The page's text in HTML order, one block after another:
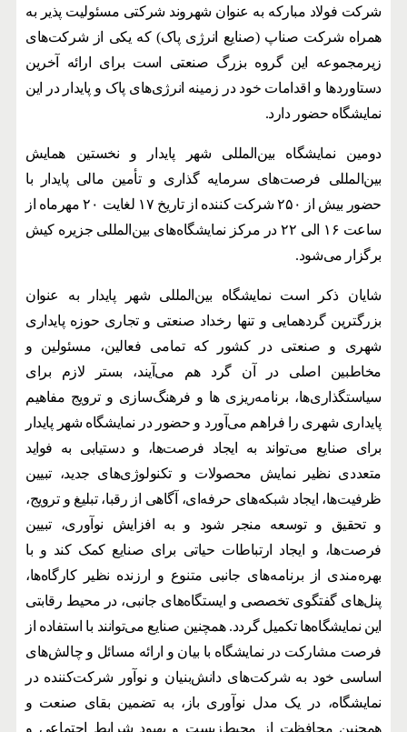
شرکت فولاد مبارکه به عنوان شهروند شرکتی مسئولیت پذیر به
همراه شرکت صناپ (صنایع انرژی پاک) که یکی از شرکت‌های
زیرمجموعه این گروه بزرگ صنعتی است برای ارائه آخرین
دستاوردها و اقدامات خود در زمینه انرژی‌های پاک و پایدار در این
نمایشگاه حضور دارد.
دومین نمایشگاه بین‌المللی شهر پایدار و نخستین همایش
بین‌المللی فرصت‌های سرمایه گذاری و تأمین مالی پایدار با
حضور بیش از ۲۵۰ شرکت کننده از تاریخ ۱۷ لغایت ۲۰ مهرماه از
ساعت ۱۶ الی ۲۲ در مرکز نمایشگاه‌های بین‌المللی جزیره کیش
برگزار می‌شود.
شایان ذکر است نمایشگاه بین‌المللی شهر پایدار به عنوان
بزرگترین گردهمایی و تنها رخداد صنعتی و تجاری حوزه پایداری
شهری و صنعتی در کشور که تمامی فعالین، مسئولین و
مخاطبین اصلی در آن گرد هم می‌آیند، بستر لازم برای
سیاستگذاری‌ها، برنامه‌ریزی ها و فرهنگ‌سازی و ترویج مفاهیم
پایداری شهری را فراهم می‌آورد و حضور در نمایشگاه شهر پایدار
برای صنایع می‌تواند به ایجاد فرصت‌ها، و دستیابی به فواید
متعددی نظیر نمایش محصولات و تکنولوژی‌های جدید، تبیین
ظرفیت‌ها، ایجاد شبکه‌های حرفه‌ای، آگاهی از رقبا، تبلیغ و ترویج،
و تحقیق و توسعه منجر شود و به افزایش نوآوری، تبیین
فرصت‌ها، و ایجاد ارتباطات حیاتی برای صنایع کمک کند و با
بهره‌مندی از برنامه‌های جانبی متنوع و ارزنده نظیر کارگاه‌ها،
پنل‌های گفتگوی تخصصی و ایستگاه‌های جانبی، در محیط رقابتی
این نمایشگاه‌ها تکمیل گردد. همچنین صنایع می‌توانند با استفاده از
فرصت مشارکت در نمایشگاه با بیان و ارائه مسائل و چالش‌های
اساسی خود به شرکت‌های دانش‌بنیان و نوآور شرکت‌کننده در
نمایشگاه، در یک مدل نوآوری باز، به تضمین بقای صنعت و
همچنین محافظت از محیط‌زیست و بهبود شرایط اجتماعی و